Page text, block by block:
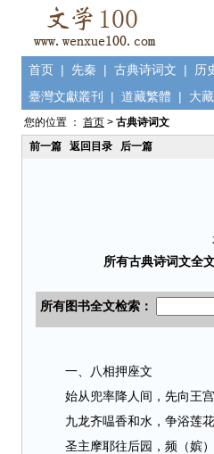
首页 | 先秦 | 古典诗词文 | 历
臺灣文獻叢刊
| 道藏繁體 | 大
您的位置 ： 首页 > 古典诗词文
前一篇
返回目录 后一篇
一、八相押座文
始从兜率降人间，先向王宫
九龙齐嗢香和水，争浴莲花
圣主摩耶往后园，频（嫔）